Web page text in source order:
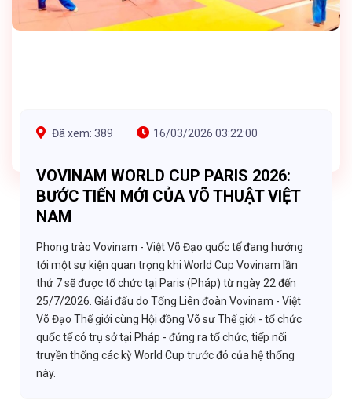
Đã xem: 389 16/03/2026 03:22:00
VOVINAM WORLD CUP PARIS 2026:
BƯỚC TIẾN MỚI CỦA VÕ THUẬT VIỆT
NAM
Phong trào Vovinam - Việt Võ Đạo quốc tế đang hướng
tới một sự kiện quan trọng khi World Cup Vovinam lần
thứ 7 sẽ được tổ chức tại Paris (Pháp) từ ngày 22 đến
25/7/2026. Giải đấu do Tổng Liên đoàn Vovinam - Việt
Võ Đạo Thế giới cùng Hội đồng Võ sư Thế giới - tổ chức
quốc tế có trụ sở tại Pháp - đứng ra tổ chức, tiếp nối
truyền thống các kỳ World Cup trước đó của hệ thống
này.